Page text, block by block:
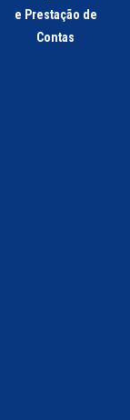
e Prestação de
Contas